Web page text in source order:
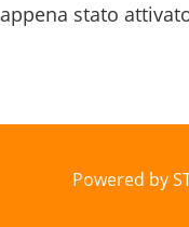
stato
Powered by